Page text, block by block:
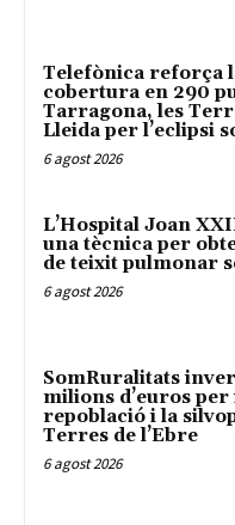
Telefònica reforça
cobertura en 290
Tarragona, les
Lleida per l’eclipsi
6 agost 2026
L’Hospital Joan
una tècnica per
de teixit pulmonar
6 agost 2026
SomRuralitats
milions d’euros
repoblació i la
Terres de l’Ebre
6 agost 2026